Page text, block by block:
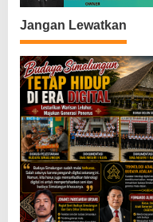
Jangan Lewatkan